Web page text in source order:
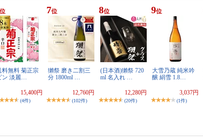
料無料 菊正宗
ン 淡麗…
15,400円
(4件)
7位
獺祭 磨き二割三
分 1800ml …
12,760円
(102件)
8位
(日本酒)獺祭 720
ml 名入れ …
12,280円
(20件)
9位
大雪乃蔵 純米吟
醸 絹雪 1.8…
3,037円
(1件)